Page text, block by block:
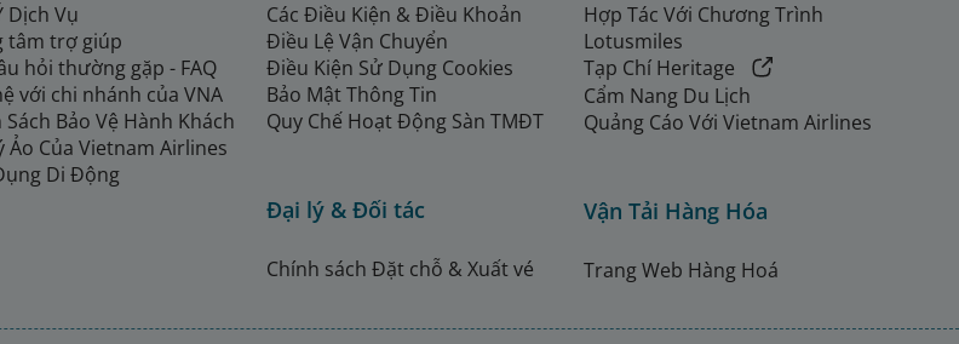
Dịch Vụ
tâm trợ giúp
hỏi thường gặp - FAQ
với chi nhánh của VNA
Sách Bảo Vệ Hành Khách
Ảo Của Vietnam Airlines
Di Động
Các Điều Kiện & Điều Khoản
Điều Lệ Vận Chuyển
Điều Kiện Sử Dụng Cookies
Bảo Mật Thông Tin
Quy Chế Hoạt Động Sàn TMĐT
Đại lý & Đối tác
Chính sách Đặt chỗ & Xuất vé
Hợp Tác Với Chương Trình
Lotusmiles
Tạp Chí Heritage
Cẩm Nang Du Lịch
Quảng Cáo Với Vietnam Airlines
Vận Tải Hàng Hóa
Trang Web Hàng Hoá